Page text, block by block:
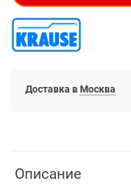
Доставка в Москва
Описание